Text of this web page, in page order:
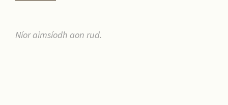
Níor aimsíodh aon rud.